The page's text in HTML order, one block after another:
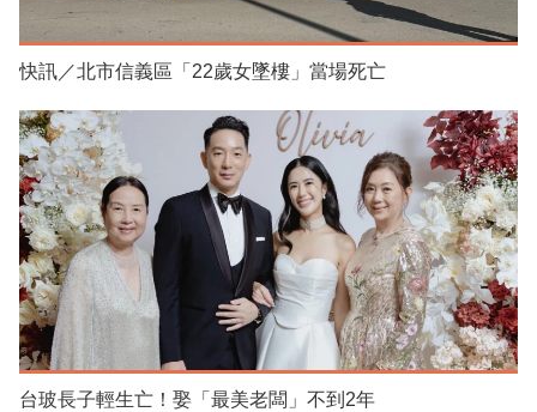
快訊／北市信義區「22歲女墜樓」當場死亡
台玻長子輕生亡！娶「最美老闆」不到2年